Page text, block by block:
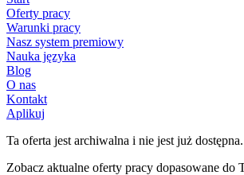
Oferty pracy
Warunki pracy
Nasz system premiowy
Nauka języka
Blog
O nas
Kontakt
Aplikuj
Ta oferta jest archiwalna i nie jest już dostępna.
Zobacz aktualne oferty pracy dopasowane do